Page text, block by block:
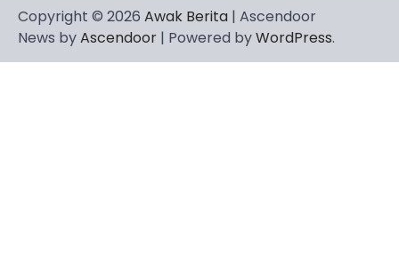
Copyright © 2026 Awak Berita | Ascendoor
News byAscendoor | Powered byWordPress.